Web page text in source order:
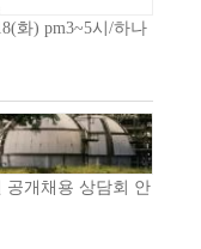
화) pm3~5시/하나
공개채용 상담회 안